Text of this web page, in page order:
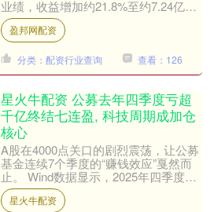
业绩，收益增加约21.8%至约7.24亿港
元，毛利增加约52.0%至约1.59....
盈邦网配资
分类：配资行业查询 查看：126
星火牛配资 公募去年四季度亏超
千亿终结七连盈, 科技周期成加仓
核心
A股在4000点关口的剧烈震荡，让公募
基金连续7个季度的“赚钱效应”戛然而
止。 Wind数据显示，2025年四季度，
公募基金利润亏损近1100亿元，这是
行业连盈....
星火牛配资